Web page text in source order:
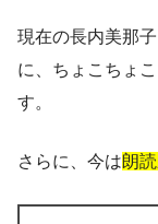
現在の長内美那
に、 ちょこちょ
す。
さらに、今は朗